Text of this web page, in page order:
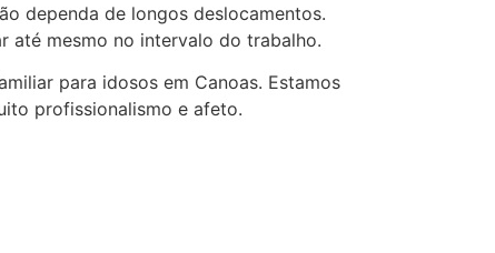
dependa de longos deslocamentos.
até mesmo no intervalo do trabalho.
para idosos em Canoas. Estamos
profissionalismo e afeto.